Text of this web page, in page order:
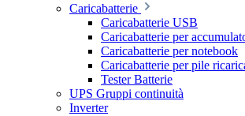
Caricabatterie
Caricabatterie USB
Caricabatterie per
Caricabatterie per notebook
Caricabatterie per pile
Tester Batterie
UPS Gruppi continuità
Inverter